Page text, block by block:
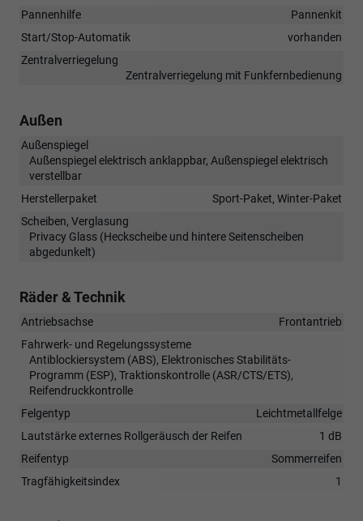
Pannenhilfe
Pannenkit
Start/Stop-Automatik
vorhanden
Zentralverriegelung
Zentralverriegelung mit Funkfernbedienung
Außen
Außenspiegel
Außenspiegel elektrisch anklappbar, Außenspiegel elektrisch
verstellbar
Herstellerpaket
Sport-Paket, Winter-Paket
Scheiben, Verglasung
Privacy Glass (Heckscheibe und hintere Seitenscheiben
abgedunkelt)
Räder & Technik
Antriebsachse
Frontantrieb
Fahrwerk- und Regelungssysteme
Antiblockiersystem (ABS), Elektronisches Stabilitäts-
Programm (ESP), Traktionskontrolle (ASR/CTS/ETS),
Reifendruckkontrolle
Felgentyp
Leichtmetallfelge
Lautstärke externes Rollgeräusch der Reifen
1 dB
Reifentyp
Sommerreifen
Tragfähigkeitsindex
1